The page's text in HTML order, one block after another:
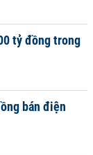
tỷ đồng trong
bán điện